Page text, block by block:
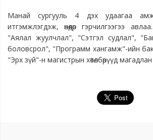
Манай сургууль 4 дэх удаагаа
итгэмжлэгдэж, өнөөдөр гэрчилгээгээ
"Аялал жуулчлал", "Сэтгэл судлал",
боловсрол", "Программ хангамж"-ийн
"Эрх зүй"-н магистрын хөтөлбөрүүд